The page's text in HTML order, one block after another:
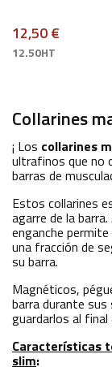
12,50 €
12.50HT
Collarines
¡ Los collarines
ultrafinos que no
barras de
Estos collarines
agarre de la
enganche
una fracción de
su barra.
Magnéticos,
barra durante sus
guardarlos al final
Características
slim: